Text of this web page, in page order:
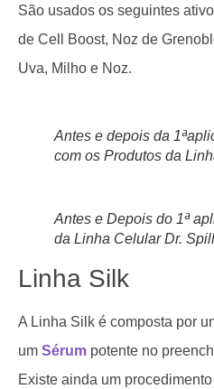
São usados os seguintes
de Cell Boost, Noz de
Uva, Milho e Noz.
Antes e depois da
com os Produtos da
Antes e Depois do 1ª
da Linha Celular Dr.
Linha Silk
A Linha Silk é composta por
um Sérum potente no
Existe ainda um